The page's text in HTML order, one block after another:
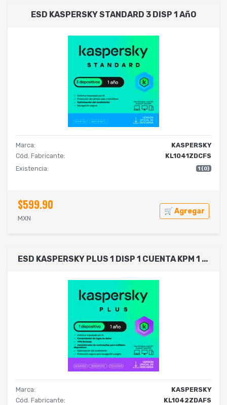
ESD KASPERSKY STANDARD 3 DISP 1 AñO
Marca:
KASPERSKY
Cód. Fabricante:
KL1041ZDCFS
Existencia:
1 (0)
$599.90
MXN
🛒 Agregar
ESD KASPERSKY PLUS 1 DISP 1 CUENTA KPM 1 AÑO
Marca:
KASPERSKY
Cód. Fabricante:
KL1042ZDAFS